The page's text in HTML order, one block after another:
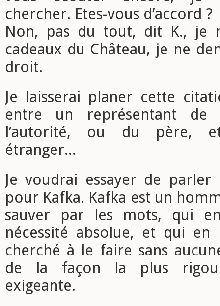
chercher. Etes-vous d’accord ?
Non, pas du tout, dit K., je
cadeaux du Château, je ne
droit.
Je laisserai planer cette
entre un représentant
l’autorité, ou du père,
étranger...
Je voudrai essayer de
pour Kafka. Kafka est un
sauver par les mots, qui
nécessité absolue, et qui en
cherché à le faire sans
de la façon la plus
exigeante.